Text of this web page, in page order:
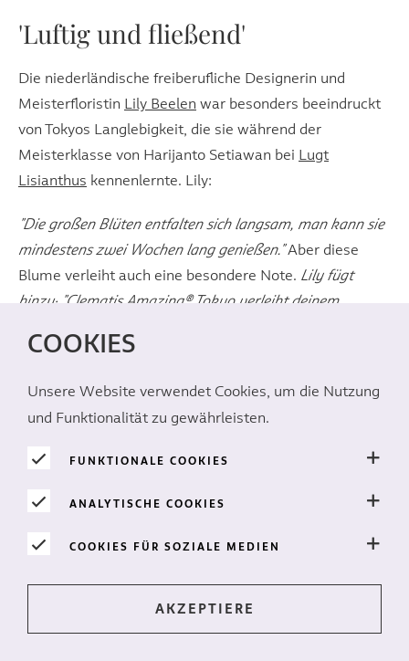
'Luftig und fließend'
Die niederländische freiberufliche Designerin und
Meisterfloristin Lily Beelen war besonders beeindruckt
von Tokyos Langlebigkeit, die sie während der
Meisterklasse von Harijanto Setiawan bei Lugt
Lisianthus kennenlernte. Lily:
"Die großen Blüten entfalten sich langsam, man kann sie
mindestens zwei Wochen lang genießen."Aber diese
Blume verleiht auch eine besondere Note. Lily fügt
hinzu: "Clematis Amazing® Tokyo verleiht deinem
macht sie extra besonders und anmutig."
'Verschiedene Höhen'
COOKIES
Unsere Website verwendet Cookies, um die Nutzung
und Funktionalität zu gewährleisten.
FUNKTIONALE COOKIES
ANALYTISCHE COOKIES
COOKIES FÜR SOZIALE MEDIEN